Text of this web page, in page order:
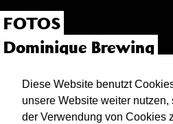
Diese Website benutzt
unsere Website weiter nutzen,
der Verwendung von Cookies
FOTOS
Dominique Brewing
VIDEO
Adrian Schmidt